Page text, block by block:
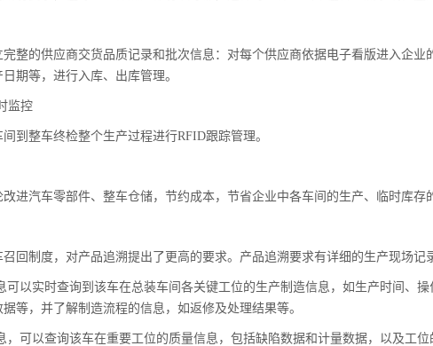
整的供应商交货品质记录和批次信息：对每个供应商依据电子看版进入企业
期等，进行入库、出库管理。
监控
到整车终检整个生产过程进行RFID跟踪管理。
进汽车零部件、整车仓储，节约成本，节省企业中各车间的生产、临时库存
回制度，对产品追溯提出了更高的要求。产品追溯要求有详细的生产现场记
可以实时查询到该车在总装车间各关键工位的生产制造信息，如生产时间、
等，并了解制造流程的信息，如返修及处理结果等。
，可以查询该车在重要工位的质量信息，包括缺陷数据和计量数据，以及工位